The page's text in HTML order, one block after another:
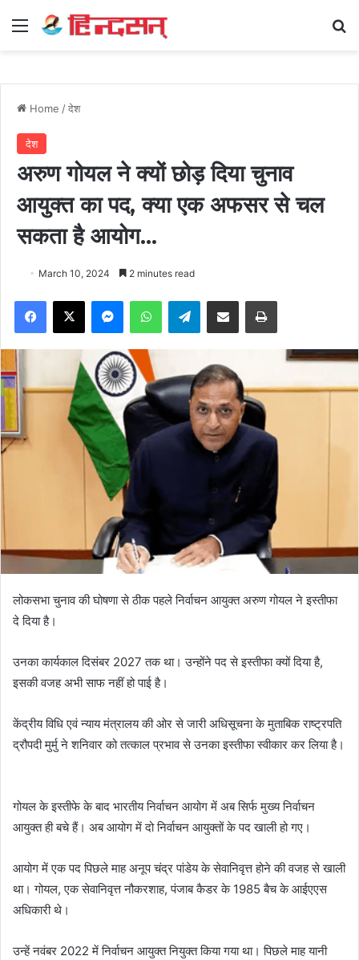
Menu
Home /देश
देश
अरुण गोयल ने क्यों छोड़ दिया चुनाव
आयुक्त का पद, क्या एक अफसर से चल
सकता है आयोग…
March 10, 2024 2 minutes read
Facebook
X MessengerWhatsAppTelegramShare via Email Print
लोकसभा चुनाव की घोषणा से ठीक पहले निर्वाचन आयुक्त अरुण गोयल ने इस्तीफा
दे दिया है।
उनका कार्यकाल दिसंबर 2027 तक था। उन्होंने पद से इस्तीफा क्यों दिया है,
इसकी वजह अभी साफ नहीं हो पाई है।
केंद्रीय विधि एवं न्याय मंत्रालय की ओर से जारी अधिसूचना के मुताबिक राष्ट्रपति
द्रौपदी मुर्मु ने शनिवार को तत्काल प्रभाव से उनका इस्तीफा स्वीकार कर लिया है।
गोयल के इस्तीफे के बाद भारतीय निर्वाचन आयोग में अब सिर्फ मुख्य निर्वाचन
आयुक्त ही बचे हैं। अब आयोग में दो निर्वाचन आयुक्तों के पद खाली हो गए।
आयोग में एक पद पिछले माह अनूप चंद्र पांडेय के सेवानिवृत्त होने की वजह से खाली
था। गोयल, एक सेवानिवृत्त नौकरशाह, पंजाब कैडर के 1985 बैच के आईएएस
अधिकारी थे।
उन्हें नवंबर 2022 में निर्वाचन आयुक्त नियुक्त किया गया था। पिछले माह यानी